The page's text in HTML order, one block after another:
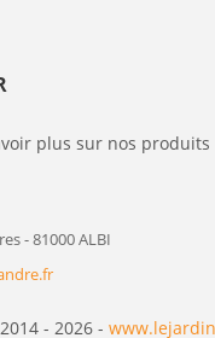
plus sur nos
- 81000 ALBI
- 2026 -